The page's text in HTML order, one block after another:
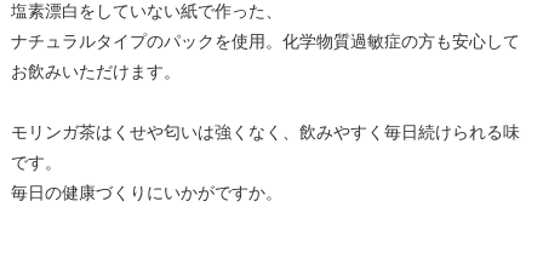
塩素漂白をしていない紙で作った、
ナチュラルタイプのパックを使用。化学物質過敏症の方も安心して
お飲みいただけます。
モリンガ茶はくせや匂いは強くなく、飲みやすく毎日続けられる味
です。
毎日の健康づくりにいかがですか。